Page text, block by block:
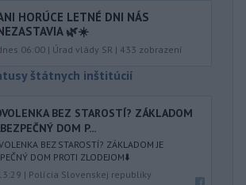
HORÚCE LETNÉ DNI NÁS
🌿☀️
06:00 | Úrad vlády SR | 433 zobrazení
štátnych inštitúcií
BEZ STAROSTÍ? ZÁKLADOM
DOM P...
BEZ STAROSTÍ? ZÁKLADOM JE
DOM PROTI ZLODEJOM⬇️
| Polícia Slovenskej republiky